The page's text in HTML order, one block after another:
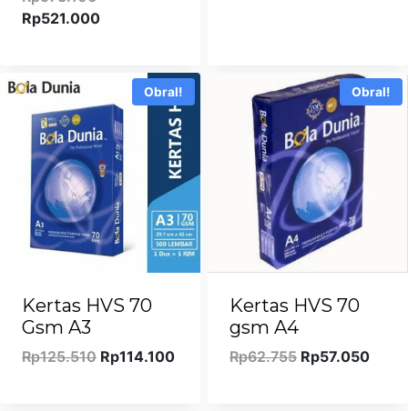
aslinya
Rp521.000Harga
adalah:
Rp521.000.
Obral!
Kertas HVS 70
Gsm A3
Rp125.510 Harga
Rp114.100Harga
Obral!
Kertas HVS 70
gsm A4
Rp62.755 Harga
Rp57.050